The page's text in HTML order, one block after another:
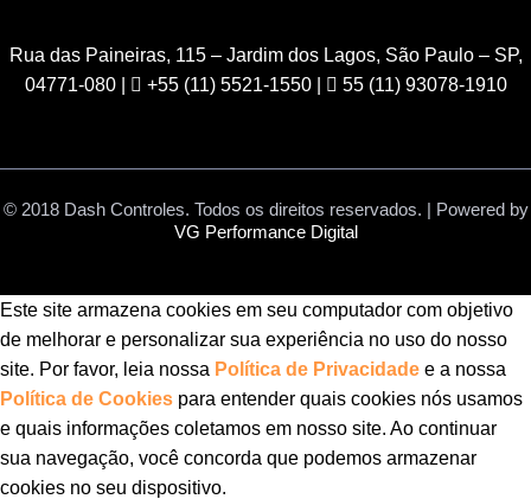
Rua das Paineiras, 115 – Jardim dos Lagos, São Paulo – SP,
04771-080| +55 (11) 5521-1550 | 55 (11) 93078-1910
© 2018 Dash Controles. Todos os direitos reservados. | Powered by
VG Performance Digital
Este site armazena cookies em seu computador com objetivo
de melhorar e personalizar sua experiência no uso do nosso
site. Por favor, leia nossa Política de Privacidade e a nossa
Política de Cookies para entender quais cookies nós usamos
e quais informações coletamos em nosso site. Ao continuar
sua navegação, você concorda que podemos armazenar
cookies no seu dispositivo.